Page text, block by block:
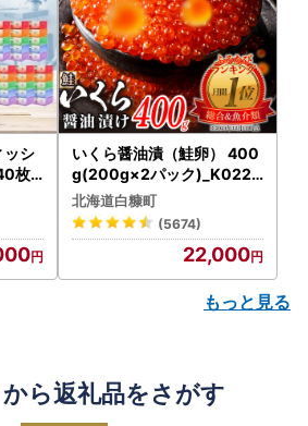
ッシ
枚))
送
】
いくら醤油漬（鮭卵） 400
g(200g×2パック)_K022-
1676
北海道白糠町
(5674)
22,000
もっと見る
ら返礼品をさがす